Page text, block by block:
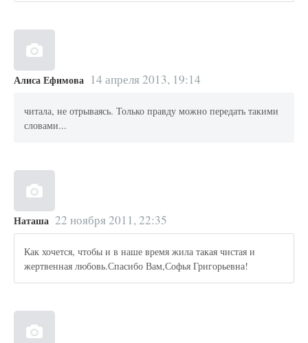
Алиса Ефимова 14 апреля 2013, 19:14
читала, не отрываясь. Только правду можно передать такими
словами...
Наташа 22 ноября 2011, 22:35
Как хочется, чтобы и в наше время жила такая чистая и
жертвенная любовь.Спасибо Вам,Софья Григорьевна!